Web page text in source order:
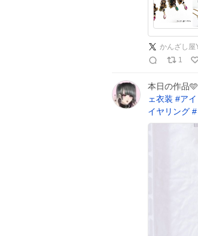
かんざし屋
1
本日の作品
ェ衣装 #ア
イヤリング #